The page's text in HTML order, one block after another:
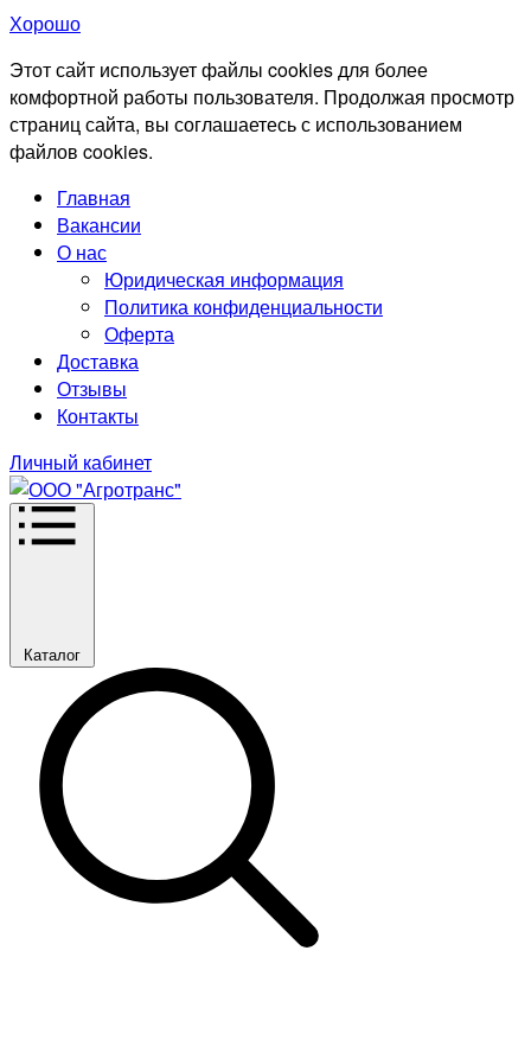
Хорошо
Этот сайт использует файлы cookies для более
комфортной работы пользователя. Продолжая просмотр
страниц сайта, вы соглашаетесь с использованием
файлов cookies.
Главная
Вакансии
О нас
Юридическая информация
Политика конфиденциальности
Оферта
Доставка
Отзывы
Контакты
Личный кабинет
Каталог